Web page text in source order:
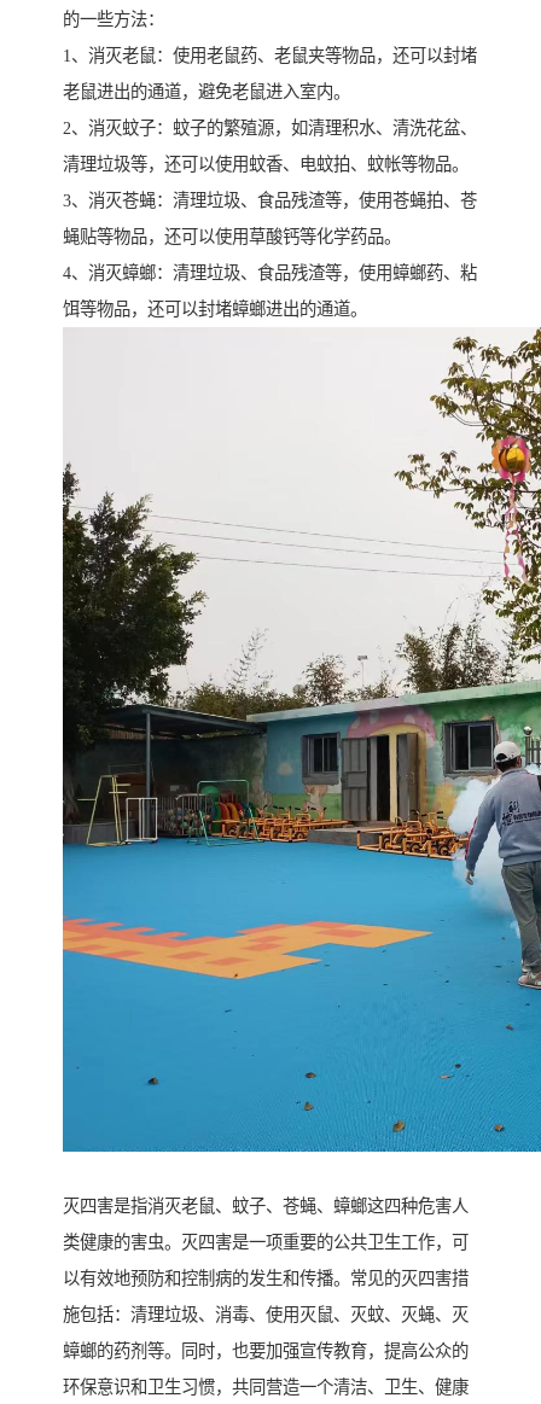
的一些方法：
1、消灭老鼠：使用老鼠药、老鼠夹等物品，还可以封堵
老鼠进出的通道，避免老鼠进入室内。
2、消灭蚊子：蚊子的繁殖源，如清理积水、清洗花盆、
清理垃圾等，还可以使用蚊香、电蚊拍、蚊帐等物品。
3、消灭苍蝇：清理垃圾、食品残渣等，使用苍蝇拍、苍
蝇贴等物品，还可以使用草酸钙等化学药品。
4、消灭蟑螂：清理垃圾、食品残渣等，使用蟑螂药、粘
饵等物品，还可以封堵蟑螂进出的通道。
灭四害是指消灭老鼠、蚊子、苍蝇、蟑螂这四种危害人
类健康的害虫。灭四害是一项重要的公共卫生工作，可
以有效地预防和控制病的发生和传播。常见的灭四害措
施包括：清理垃圾、消毒、使用灭鼠、灭蚊、灭蝇、灭
蟑螂的药剂等。同时，也要加强宣传教育，提高公众的
环保意识和卫生习惯，共同营造一个清洁、卫生、健康